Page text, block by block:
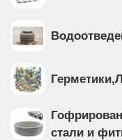
стали и